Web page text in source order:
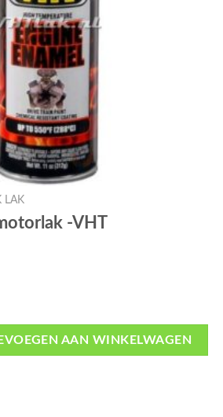
LAK
-VHT
AAN WINKELWAGEN